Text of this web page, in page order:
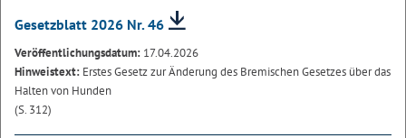
Gesetzblatt 2026 Nr. 46
Veröffentlichungsdatum: 17.04.2026
Hinweistext: Erstes Gesetz zur Änderung des Bremischen Gesetzes über das
Halten von Hunden
(S. 312)